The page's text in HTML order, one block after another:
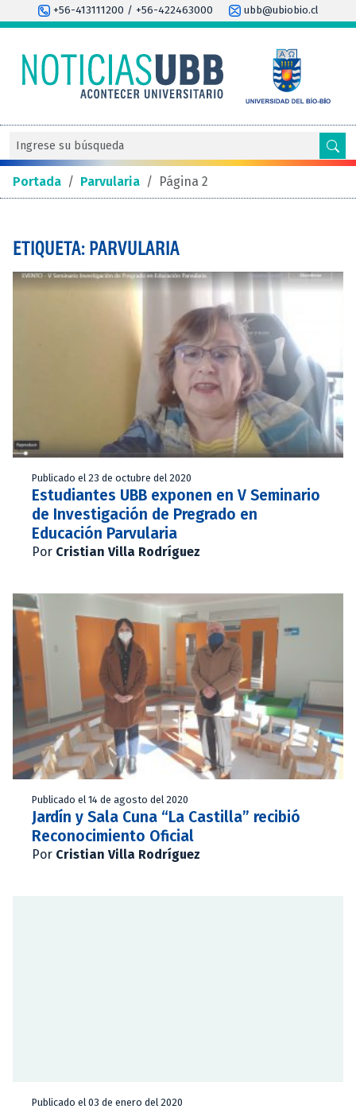
+56-413111200 / +56-422463000 ubb@ubiobio.cl
Portada / Parvularia / Página 2
ETIQUETA: PARVULARIA
Publicado el 23 de octubre del 2020
Estudiantes UBB exponen en V Seminario
de Investigación de Pregrado en
Educación Parvularia
Por Cristian Villa Rodríguez
Publicado el 14 de agosto del 2020
Jardín y Sala Cuna “La Castilla” recibió
Reconocimiento Oficial
Por Cristian Villa Rodríguez
Publicado el 03 de enero del 2020